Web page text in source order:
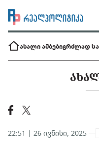
ახალი ამბებიგრძლად
22:51 | 26 ივნისი, 2025 —